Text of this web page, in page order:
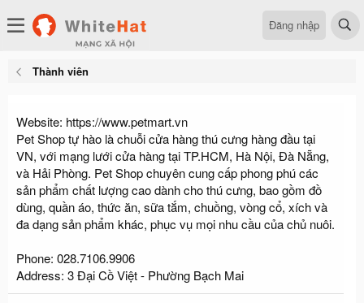
Đăng nhập
Thành viên
Website: https://www.petmart.vn
Pet Shop tự hào là chuỗi cửa hàng thú cưng hàng đầu tại
VN, với mạng lưới cửa hàng tại TP.HCM, Hà Nội, Đà Nẵng,
và Hải Phòng. Pet Shop chuyên cung cấp phong phú các
sản phẩm chất lượng cao dành cho thú cưng, bao gồm đồ
dùng, quần áo, thức ăn, sữa tắm, chuồng, vòng cổ, xích và
đa dạng sản phẩm khác, phục vụ mọi nhu cầu của chủ nuôi.
Phone: 028.7106.9906
Address: 3 Đại Cồ Việt - Phường Bạch Mai